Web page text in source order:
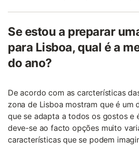
Se estou a preparar
para Lisboa, qual é a
do ano?
De acordo com as carcterísticas
zona de Lisboa mostram que é um
que se adapta a todos os gostos e
deve-se ao facto opções muito
características que se podem